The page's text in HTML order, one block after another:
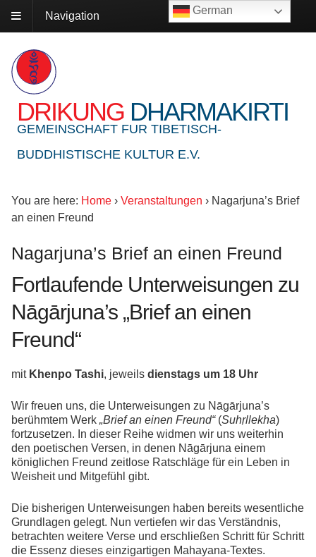
Navigation
DRIKUNG DHARMAKIRTI
GEMEINSCHAFT FUR TIBETISCH-
BUDDHISTISCHE KULTUR E.V.
You are here: Home › Veranstaltungen › Nagarjuna’s Brief
an einen Freund
Nagarjuna’s Brief an einen Freund
Fortlaufende Unterweisungen zu
Nāgārjuna’s „Brief an einen
Freund“
mit Khenpo Tashi, jeweils dienstags um 18 Uhr
Wir freuen uns, die Unterweisungen zu Nāgārjuna’s
berühmtem Werk „Brief an einen Freund“(Suhṛllekha)
fortzusetzen. In dieser Reihe widmen wir uns weiterhin
den poetischen Versen, in denen Nāgārjuna einem
königlichen Freund zeitlose Ratschläge für ein Leben in
Weisheit und Mitgefühl gibt.
Die bisherigen Unterweisungen haben bereits wesentliche
Grundlagen gelegt. Nun vertiefen wir das Verständnis,
betrachten weitere Verse und erschließen Schritt für Schritt
die Essenz dieses einzigartigen Mahayana-Textes.
German